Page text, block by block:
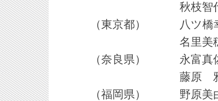
秋枝智代利
（東京都） 八ツ橋
名里美穂子（
（奈良県） 永富真
藤原 雅代（
（福岡県） 野原美